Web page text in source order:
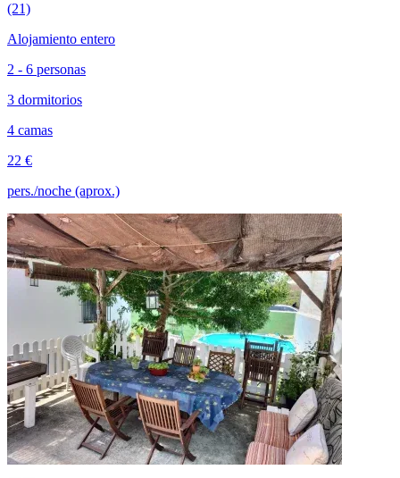
(21)
Alojamiento entero
2 - 6 personas
3 dormitorios
4 camas
22 €
pers./noche (aprox.)